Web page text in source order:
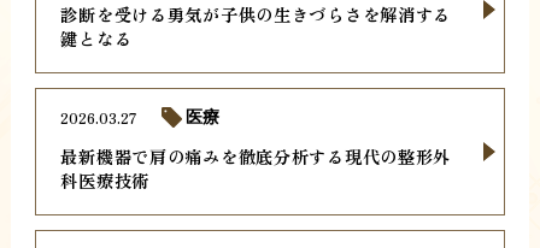
診断を受ける勇気が子供の生きづらさを解消する
鍵となる
最新機器で肩の痛みを徹底分析する現代の整形外
科医療技術
2026.03.27 医療